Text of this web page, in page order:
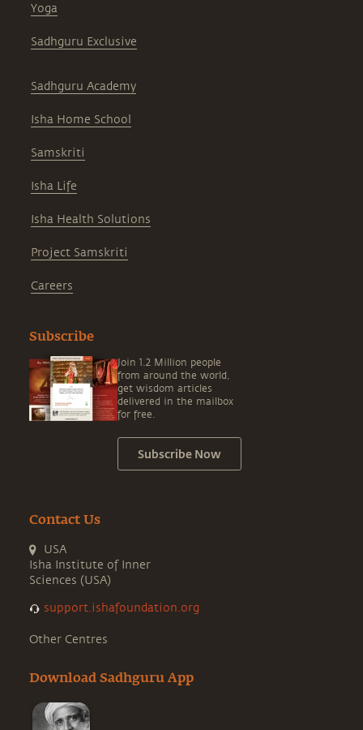
Yoga
Sadhguru Exclusive
Sadhguru Academy
Isha Home School
Samskriti
Isha Life
Isha Health Solutions
Project Samskriti
Careers
Subscribe
Join 1.2 Million people
from around the world,
get wisdom articles
delivered in the mailbox
for free.
Subscribe Now
Contact Us
USA
Isha Institute of Inner
Sciences (USA)
support.ishafoundation.org
Other Centres
Download Sadhguru App